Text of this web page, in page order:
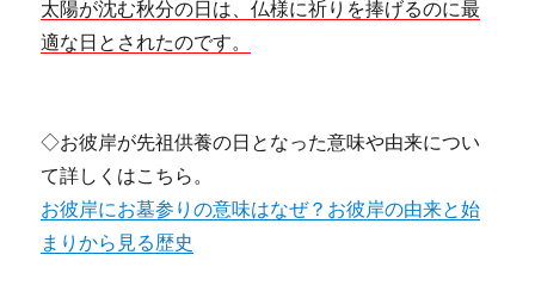
太陽が沈む秋分の日は、仏様に祈りを捧げるのに最
適な日とされたのです。
◇お彼岸が先祖供養の日となった意味や由来につい
て詳しくはこちら。
お彼岸にお墓参りの意味はなぜ？お彼岸の由来と始
まりから見る歴史